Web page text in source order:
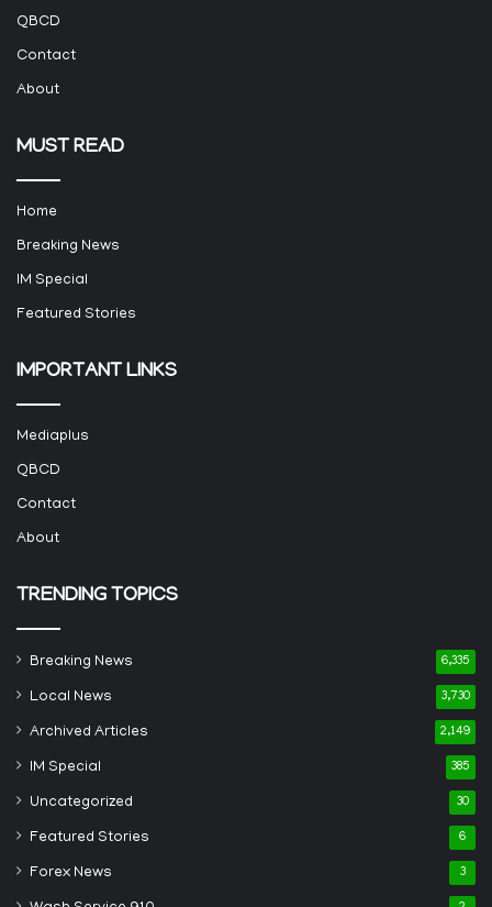
QBCD
Contact
About
MUST READ
Home
Breaking News
IM Special
Featured Stories
IMPORTANT LINKS
Mediaplus
QBCD
Contact
About
TRENDING TOPICS
Breaking News 6,335
Local News 3,730
Archived Articles 2,149
IM Special 385
Uncategorized 30
Featured Stories 6
Forex News 3